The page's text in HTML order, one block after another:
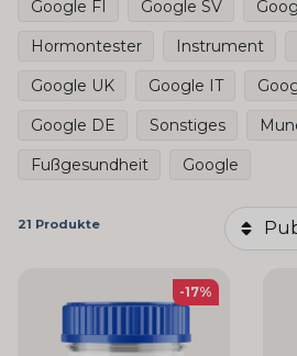
Google FI
Google SV
Hormontester
Instrument
Google UK
Google IT
Google DE
Sonstiges
Fußgesundheit
Google
21 Produkte
-17%